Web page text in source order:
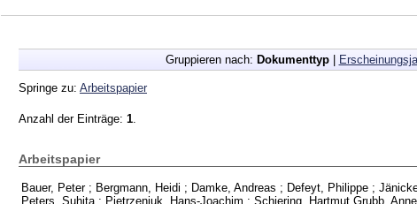
Gruppieren nach: Dokumenttyp|
Springe zu: Arbeitspapier
Anzahl der Einträge: 1
Arbeitspapier
Bauer, Peter; Bergmann, Heidi ; Damke, Andreas ; Defeyt, Philippe ;
Peters, Suhita ; Pietrzeniuk, Hans-Joachim ; Schiering, Hartmut Grubb, Anne